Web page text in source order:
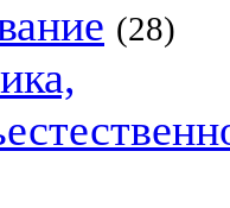
(28)